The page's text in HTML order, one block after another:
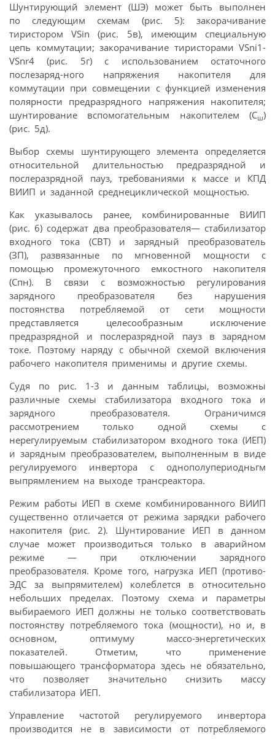
Шунтирующий элемент (ШЭ) может быть выполнен
по следующим схемам (рис. 5): закорачивание
тиристором VSin (рис. 5в), имеющим специальную
цепь коммутации; закорачивание тиристорами VSni1-
VSnr4 (рис. 5г) с использованием остаточного
послезаряд-ного напряжения накопителя для
коммутации при совмещении с функцией изменения
полярности предразрядного напряжения накопителя;
шунтирование вспомогательным накопителем (Сш)
(рис. 5д).
Выбор схемы шунтирующего элемента определяется
относительной длительностью предразрядной и
послеразрядной пауз, требованиями к массе и КПД
ВИИП и заданной среднециклической мощностью.
Как указывалось ранее, комбинированные ВИИП
(рис. 6) содержат два преобразователя— стабилизатор
входного тока (СВТ) и зарядный преобразователь
(ЗП), развязанные по мгновенной мощности с
помощью промежуточного емкостного накопителя
(Спн). В связи с возможностью регулирования
зарядного преобразователя без нарушения
постоянства потребляемой от сети мощности
представляется целесообразным исключение
предразрядной и послеразрядной пауз в зарядном
токе. Поэтому наряду с обычной схемой включения
рабочего накопителя применимы и другие схемы.
Судя по рис. 1-3 и данным таблицы, возможны
различные схемы стабилизатора входного тока и
зарядного преобразователя. Ограничимся
рассмотрением только одной схемы с
нерегулируемым стабилизатором входного тока (ИЕП)
и зарядным преобразователем, выполненным в виде
регулируемого инвертора с однополупериодньгм
выпрямлением на выходе трансреактора.
Режим работы ИЕП в схеме комбинированного ВИИП
существенно отличается от режима зарядки рабочего
накопителя (рис. 2). Шунтирование ИЕП в данном
случае может производиться только в аварийном
режиме — при отключении зарядного
преобразователя. Кроме того, нагрузка ИЕП (противо-
ЭДС за выпрямителем) колеблется в относительно
небольших пределах. Поэтому схема и параметры
выбираемого ИЕП должны не только соответствовать
постоянству потребляемого тока (мощности), но и, в
основном, оптимуму массо-энергетических
показателей. Отметим, что применение
повышающего трансформатора здесь не обязательно,
что позволяет значительно снизить массу
стабилизатора ИЕП.
Управление частотой регулируемого инвертора
производится не в зависимости от потребляемого